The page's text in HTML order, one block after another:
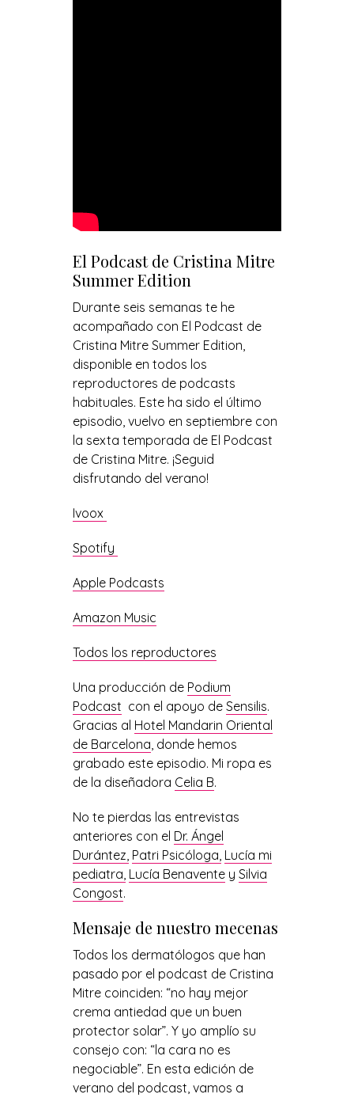
El Podcast de Cristina Mitre
Summer Edition
Durante seis semanas te he
acompañado con El Podcast de
Cristina Mitre Summer Edition,
disponible en todos los
reproductores de podcasts
habituales. Este ha sido el último
episodio, vuelvo en septiembre con
la sexta temporada de El Podcast
de Cristina Mitre. ¡Seguid
disfrutando del verano!
Ivoox
Spotify
Apple Podcasts
Amazon Music
Todos los reproductores
Una producción de Podium
Podcast con el apoyo de Sensilis.
Gracias al Hotel Mandarin Oriental
de Barcelona, donde hemos
grabado este episodio. Mi ropa es
de la diseñadora Celia B.
No te pierdas las entrevistas
anteriores con el Dr. Ángel
Durántez, Patri Psicóloga, Lucía mi
pediatra, Lucía Benaventey Silvia
Congost.
Mensaje de nuestro mecenas
Todos los dermatólogos que han
pasado por el podcast de Cristina
Mitre coinciden: “no hay mejor
crema antiedad que un buen
protector solar”. Y yo amplío su
consejo con: “la cara no es
negociable”. En esta edición de
verano del podcast, vamos a